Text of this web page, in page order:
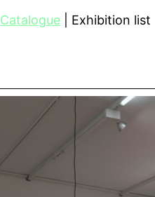
Catalogue Exhibition list